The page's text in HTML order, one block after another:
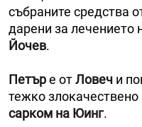
събраните средства
дарени за лечението
Йочев.
Петърe отЛовеч и
тежко злокачествено
сарком на Юинг.